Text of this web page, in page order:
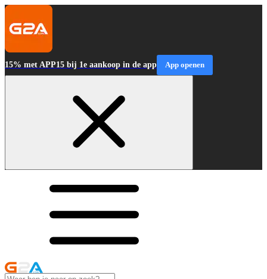
15% met APP15 bij 1e aankoop in de app App openen